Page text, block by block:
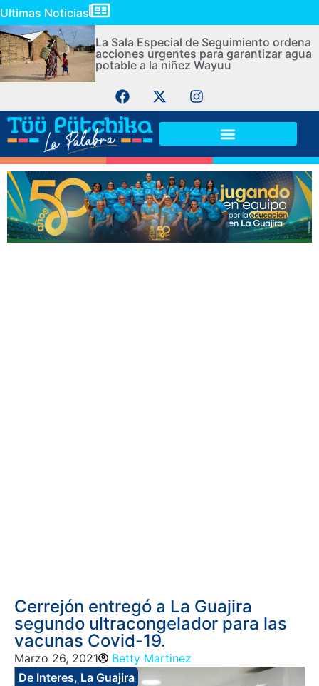
Ultimas Noticias
La Sala Especial de Seguimiento ordena
acciones urgentes para garantizar agua
potable a la niñez Wayuu
Cerrejón entregó a La Guajira
segundo ultracongelador para las
vacunas Covid-19.
Marzo 26, 2021
Betty Martinez
De Interes, La Guajira